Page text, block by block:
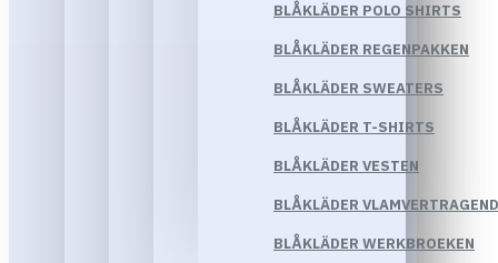
BLÅKLÄDER POLO SHIRTS
BLÅKLÄDER REGENPAKKEN
BLÅKLÄDER SWEATERS
BLÅKLÄDER T-SHIRTS
BLÅKLÄDER VESTEN
BLÅKLÄDER
BLÅKLÄDER WERKBROEKEN